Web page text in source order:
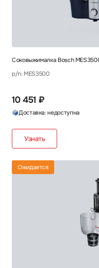
Соковыжималка Bosch
p/n: MES3500
10 451 ₽
Доставка: недоступна
Узнать
Ожидается